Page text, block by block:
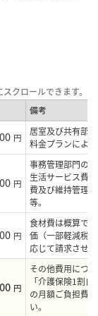
備考
円
居室及び共有部
料金プランによ
円
事務管理部門の
生活サービス費
費及び維持管理
等。
円
食材費は概算で
価（一部軽減税
応じて請求させ
円
その他費用につ
「介護保険1割
の月額ご負担費
い。